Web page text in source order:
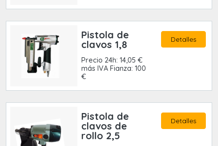
Pistola de
clavos 1,8
Precio 24h: 14,05 €
más IVA Fianza: 100
€
Detalles
Pistola de
clavos de
rollo 2,5
Detalles